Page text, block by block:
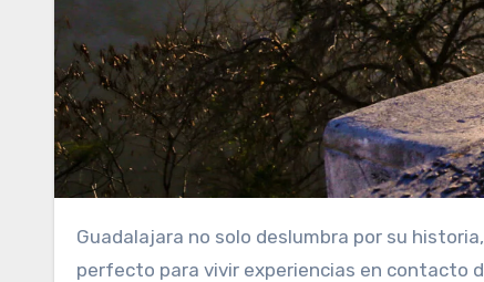
Guadalajara no solo deslumbra por su historia, arquitectura y gastronomía; también es el punto de partida
perfecto para vivir experiencias en contacto